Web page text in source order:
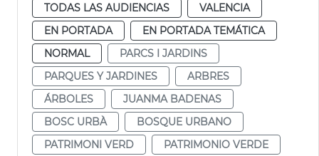
TODAS LAS AUDIENCIAS
VALENCIA
EN PORTADA
EN PORTADA TEMÁTICA
NORMAL
PARCS I JARDINS
PARQUES Y JARDINES
ARBRES
ÁRBOLES
JUANMA BADENAS
BOSC URBÀ
BOSQUE URBANO
PATRIMONI VERD
PATRIMONIO VERDE